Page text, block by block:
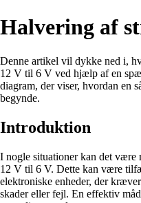
Halvering af
Denne artikel vil dykke ned i,
12 V til 6 V ved hjælp af en
diagram, der viser, hvordan en
begynde.
Introduktion
I nogle situationer kan det være
12 V til 6 V. Dette kan være
elektroniske enheder, der
skader eller fejl. En effektiv